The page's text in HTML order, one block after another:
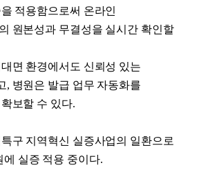
적용함으로써 온라인
원본성과 무결성을 실시간 확인할
면 환경에서도 신뢰성 있는
, 병원은 발급 업무 자동화를
보할 수 있다.
구 지역혁신 실증사업의 일환으로
실증 적용 중이다.